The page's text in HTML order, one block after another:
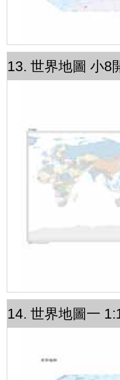
13. 世界地圖 小8
14. 世界地圖一